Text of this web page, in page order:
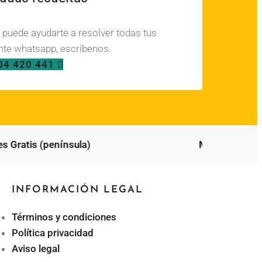
ayudarte a resolver todas tus
whatsapp, escríbenos.
420 441
Gratis (península) Mejor precio
INFORMACIÓN LEGAL
Términos y condiciones
Política privacidad
Aviso legal